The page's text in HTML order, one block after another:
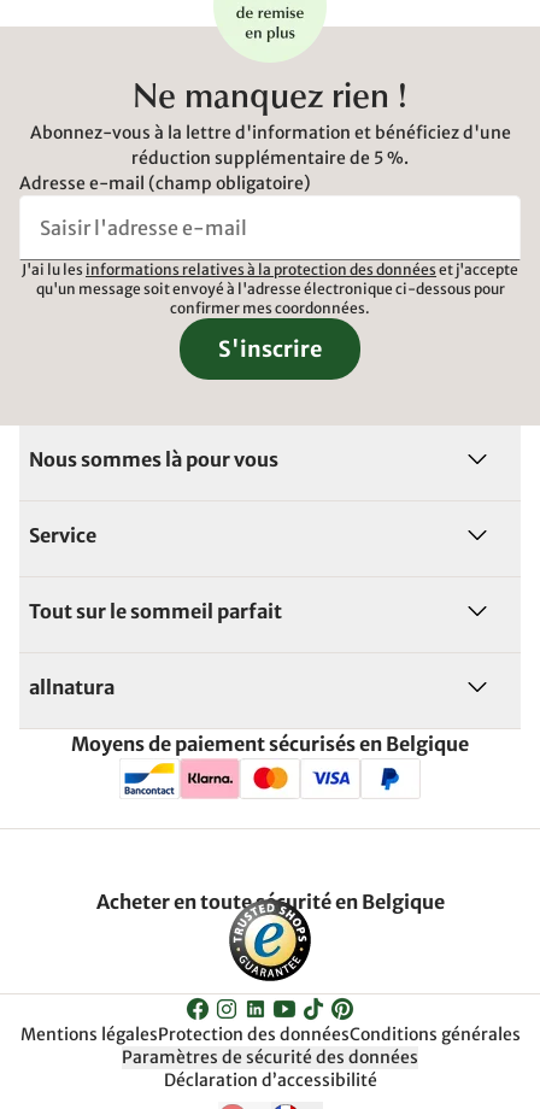
Ne manquez rien !
Abonnez-vous à la lettre d'information et bénéficiez d'une
réduction supplémentaire de 5 %.
Adresse e-mail (champ obligatoire)
J'ai lu les informations relatives à la protection des données et j'accepte
qu'un message soit envoyé à l'adresse électronique ci-dessous pour
confirmer mes coordonnées.
S'inscrire
Nous sommes là pour vous
Service
Tout sur le sommeil parfait
allnatura
Moyens de paiement sécurisés en Belgique
Acheter en toute sécurité en Belgique
Mentions légalesProtection des donnéesConditions générales
Paramètres de sécurité des données
Déclaration d’accessibilité